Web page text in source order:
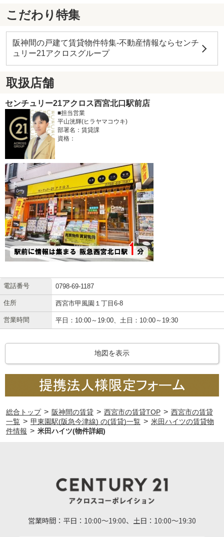
こだわり特集
阪神間の戸建て賃貸物件特集-不動産情報ならセンチ
ュリー21アクロスグループ
取扱店舗
センチュリー21アクロス西宮北口駅前店
■担当営業
平山洸輝(ヒラヤマコウキ)
部署名：賃貸課
資格：
電話番号 0798-69-1187
住所 西宮市甲風園１丁目6-8
営業時間 平日：10:00～19:00、土日：10:00～19:30
地図を表示
総合トップ > 阪神間の賃貸 > 西宮市の賃貸TOP > 西宮市の賃貸
一覧 > 甲東園駅(阪急今津線) の(賃貸)一覧 > 米田ハイツの賃貸物
件情報 > 米田ハイツ(物件詳細)
営業時間： 平日：10:00～19:00、土日：10:00～19:30